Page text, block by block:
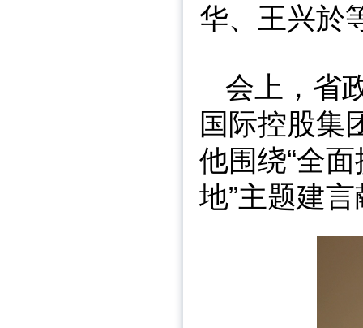
华、王兴於
会上，省
国际控股集
他围绕“全
地”主题建